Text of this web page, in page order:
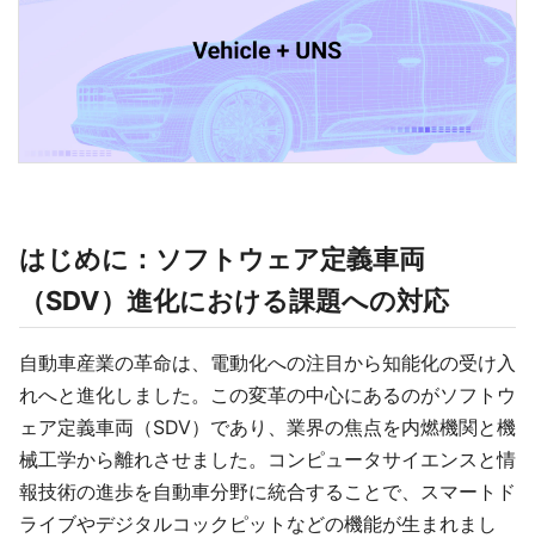
はじめに：ソフトウェア定義車両
（SDV）進化における課題への対応
自動車産業の革命は、電動化への注目から知能化の受け入
れへと進化しました。この変革の中心にあるのがソフトウ
ェア定義車両（SDV）であり、業界の焦点を内燃機関と機
械工学から離れさせました。コンピュータサイエンスと情
報技術の進歩を自動車分野に統合することで、スマートド
ライブやデジタルコックピットなどの機能が生まれまし